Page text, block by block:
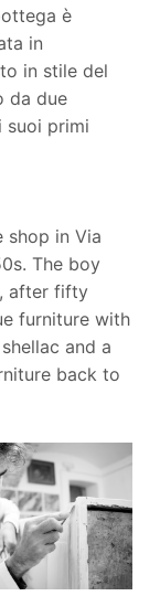
è
in
in stile del
da due
suoi primi
shop in Via
The boy
after fifty
furniture with
and a
back to